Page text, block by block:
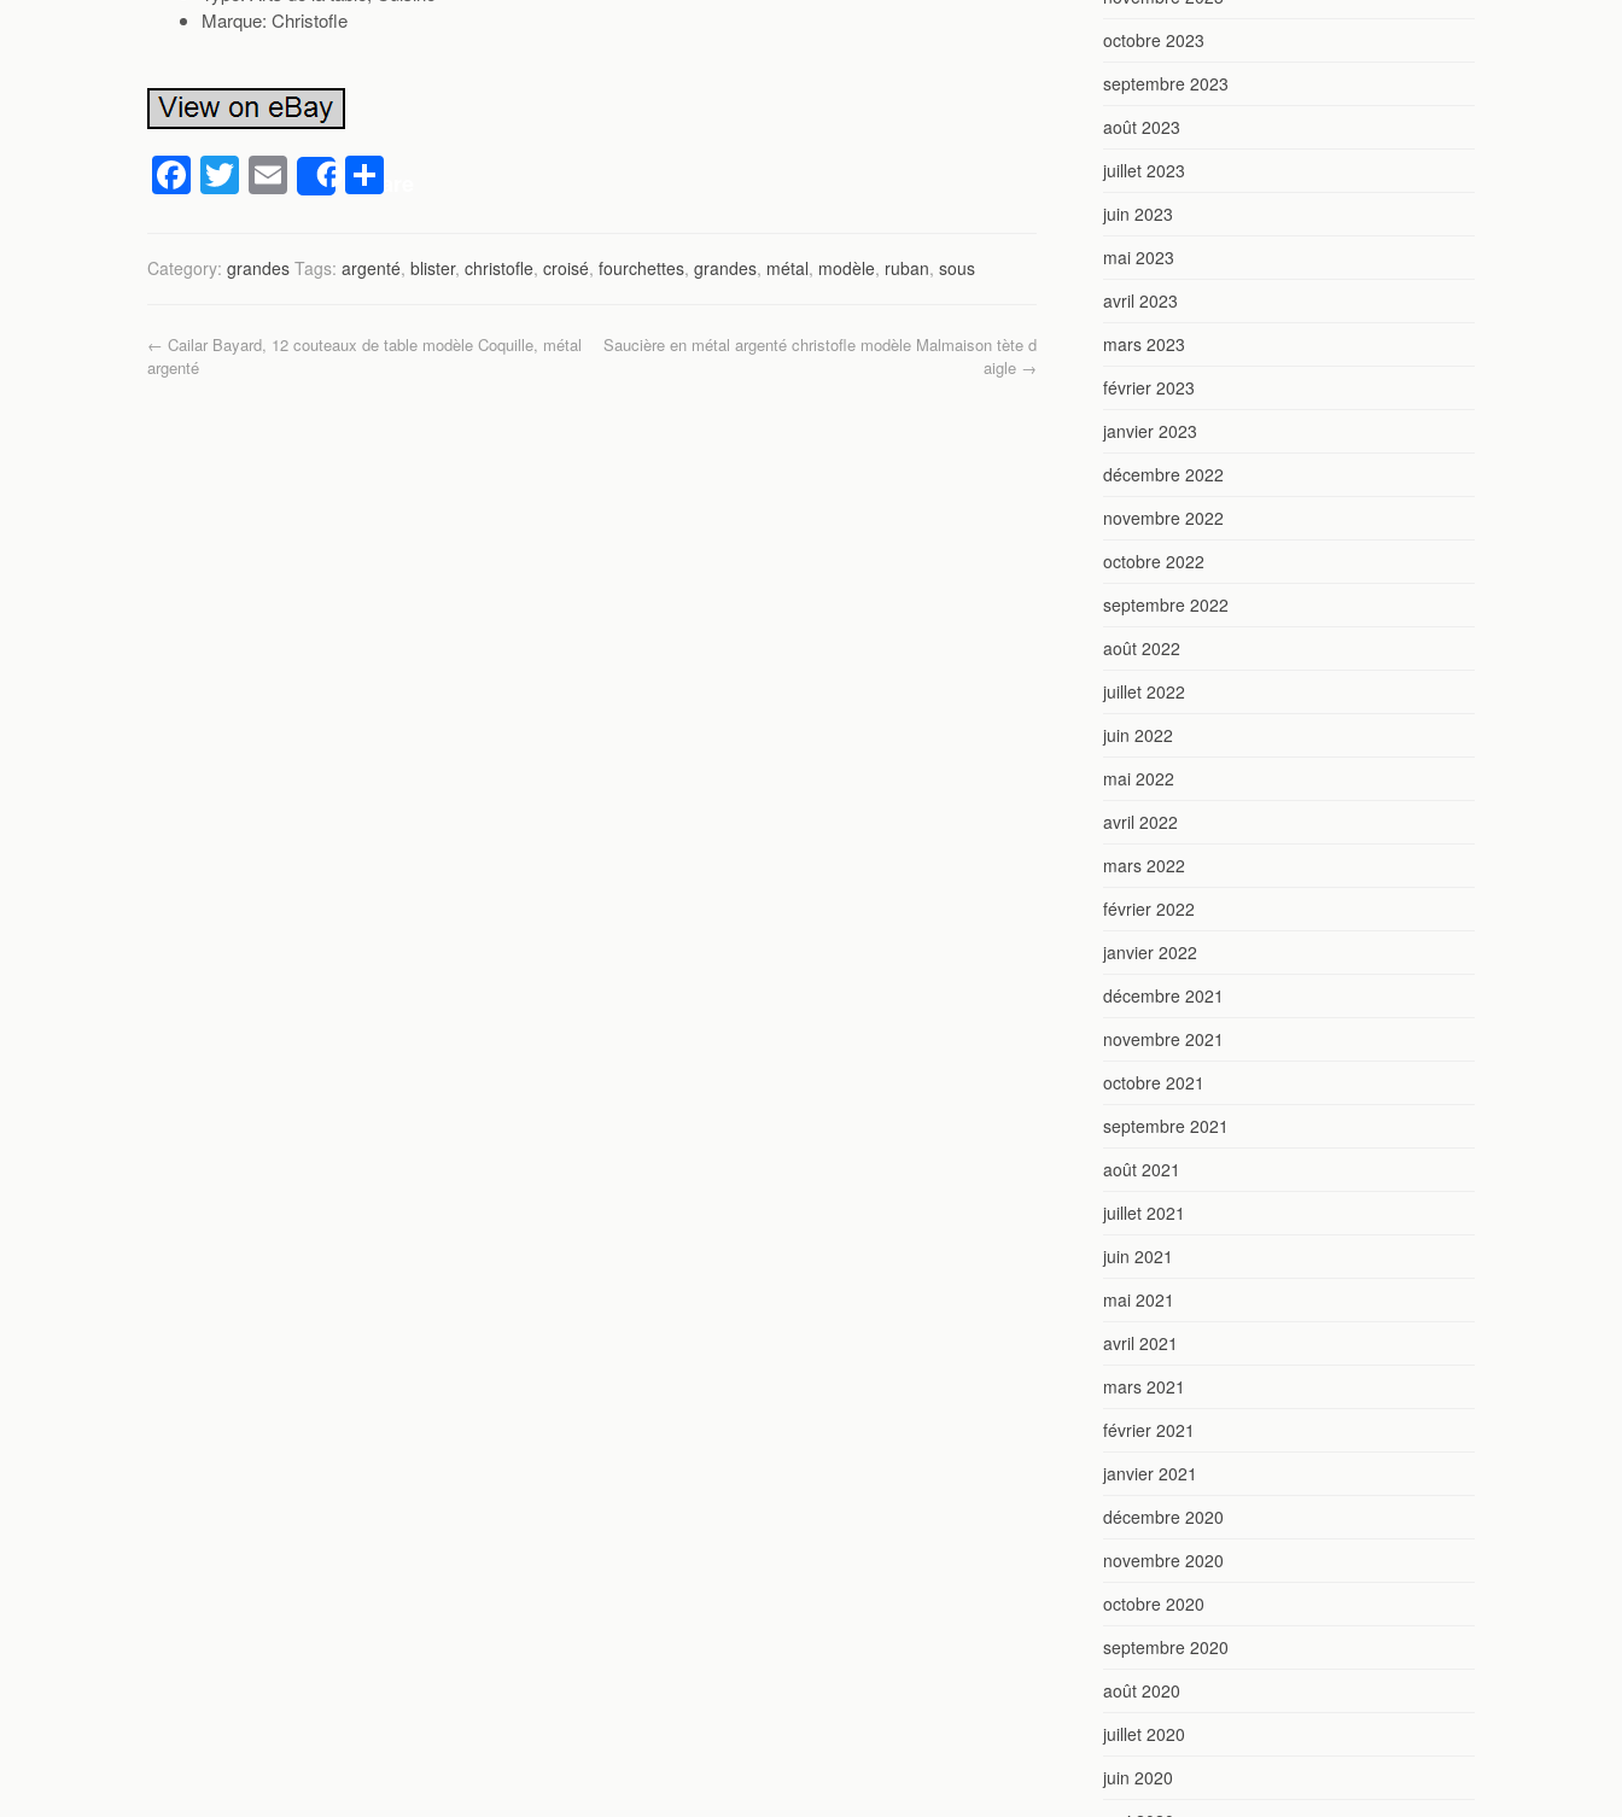
Marque: Christofle
F
a
c
e
b
o
T
wi
tt
er
E
m
ail
Share
ta
g
er
Category: grandes Tags: argenté, blister, christofle, croisé, fourchettes, grandes, métal, modèle, ruban, sous
Post navigation
← Cailar Bayard, 12 couteaux de table modèle Coquille, métal
argenté
Saucière en métal argenté christofle modèle Malmaison tète d
aigle →
octobre 2023
septembre 2023
août 2023
juillet 2023
juin 2023
mai 2023
avril 2023
mars 2023
février 2023
janvier 2023
décembre 2022
novembre 2022
octobre 2022
septembre 2022
août 2022
juillet 2022
juin 2022
mai 2022
avril 2022
mars 2022
février 2022
janvier 2022
décembre 2021
novembre 2021
octobre 2021
septembre 2021
août 2021
juillet 2021
juin 2021
mai 2021
avril 2021
mars 2021
février 2021
janvier 2021
décembre 2020
novembre 2020
octobre 2020
septembre 2020
août 2020
juillet 2020
juin 2020